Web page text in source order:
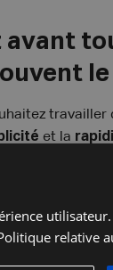
avant
et la
jours à
relative